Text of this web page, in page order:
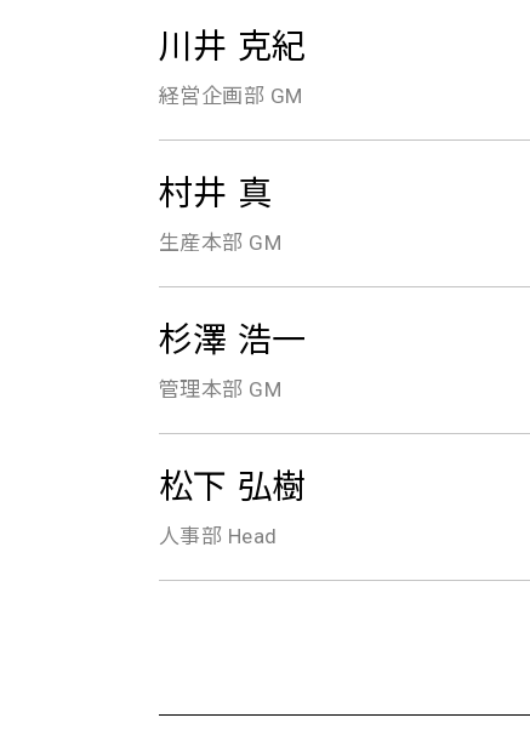
川井 克紀
経営企画部 GM
村井 真
生産本部 GM
杉澤 浩一
管理本部 GM
松下 弘樹
人事部 Head